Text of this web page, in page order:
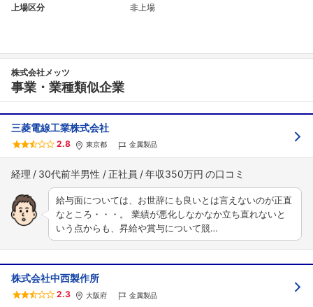
上場区分 非上場
株式会社メッツ
事業・業種類似企業
三菱電線工業株式会社
2.8 東京都 金属製品
経理 30代前半男性 正社員 年収350万円
給与面については、お世辞にも良いとは言えないのが正直
なところ・・・。 業績が悪化しなかなか立ち直れないと
いう点からも、昇給や賞与について競…
株式会社中西製作所
2.3 大阪府 金属製品